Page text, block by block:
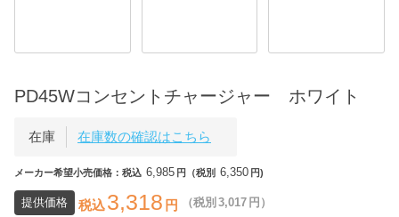
PD45Wコンセントチャージャー ホワイト
在庫 在庫数の確認はこちら
メーカー希望小売価格：税込 6,985 円（税別 6,350 円)
提供価格 税込3,318 円 （税別 3,017 円）